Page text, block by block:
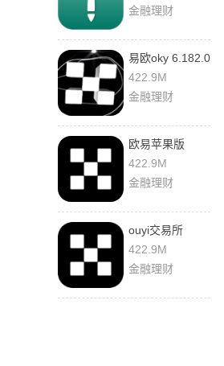
金融理财
易欧oky 6.182.0
安卓版
422.9M
金融理财
欧易苹果版
6.182.0 官方版
422.9M
金融理财
ouyi交易所
6.182.0 安卓版
422.9M
金融理财